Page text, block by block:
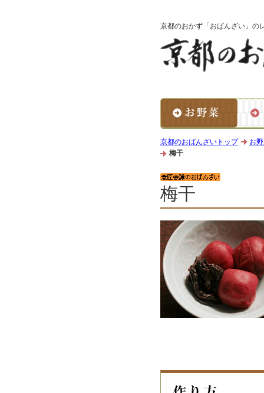
京都のおかず「おばんざい」の
京都のおばんざいトップ
お
梅干
梅干